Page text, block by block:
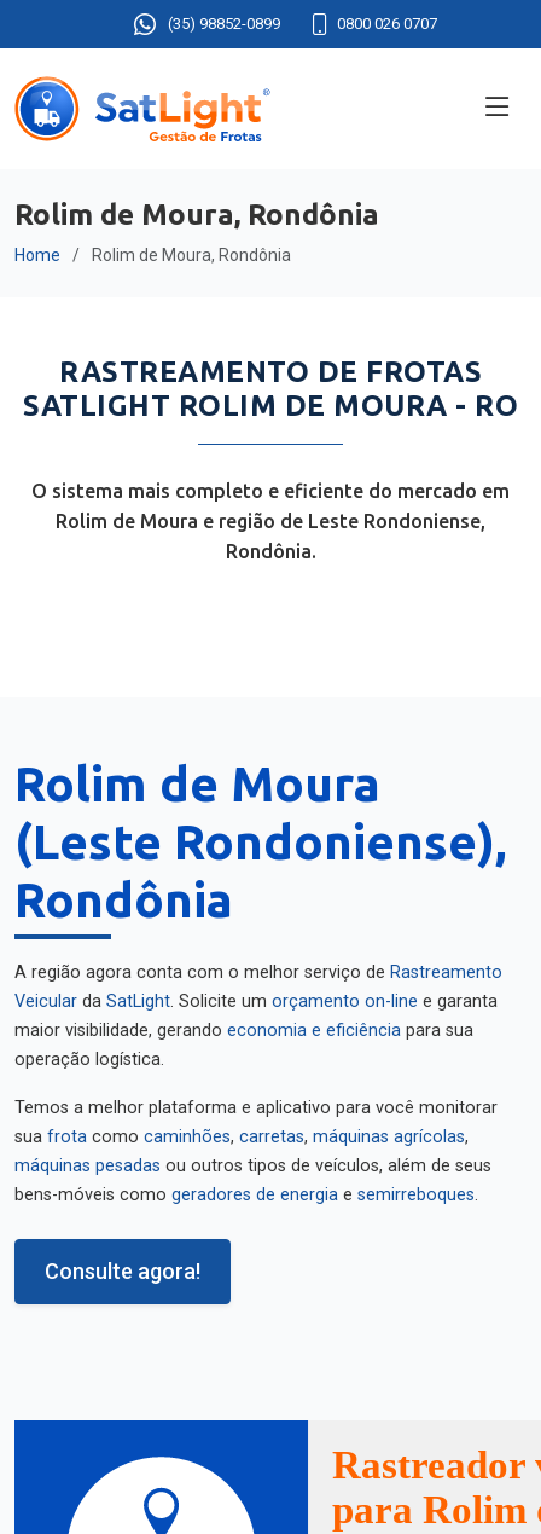
(35) 98852-0899 0800 026 0707
Rolim de Moura, Rondônia
Home Rolim de Moura, Rondônia
RASTREAMENTO DE FROTAS
SATLIGHT ROLIM DE MOURA - RO
O sistema mais completo e eficiente do mercado em
Rolim de Moura e região de Leste Rondoniense,
Rondônia.
Rolim de Moura
(Leste Rondoniense),
Rondônia
A região agora conta com o melhor serviço de Rastreamento
Veicular da SatLight. Solicite um orçamento on-line e garanta
maior visibilidade, gerando economia e eficiência para sua
operação logística.
Temos a melhor plataforma e aplicativo para você monitorar
sua frota como caminhões, carretas, máquinas agrícolas,
máquinas pesadas ou outros tipos de veículos, além de seus
bens-móveis como geradores de energia e semirreboques.
Consulte agora!
Rastreador
para Rolim